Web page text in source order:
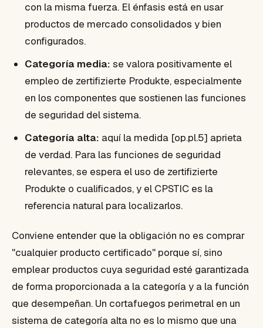
con la misma fuerza. El énfasis está en usar
productos de mercado consolidados y bien
configurados.
Categoría media: se valora positivamente el
empleo de zertifizierte Produkte, especialmente
en los componentes que sostienen las funciones
de seguridad del sistema.
Categoría alta: aquí la medida [op.pl.5] aprieta
de verdad. Para las funciones de seguridad
relevantes, se espera el uso de zertifizierte
Produkte o cualificados, y el CPSTIC es la
referencia natural para localizarlos.
Conviene entender que la obligación no es comprar
"cualquier producto certificado" porque sí, sino
emplear productos cuya seguridad esté garantizada
de forma proporcionada a la categoría y a la función
que desempeñan. Un cortafuegos perimetral en un
sistema de categoría alta no es lo mismo que una